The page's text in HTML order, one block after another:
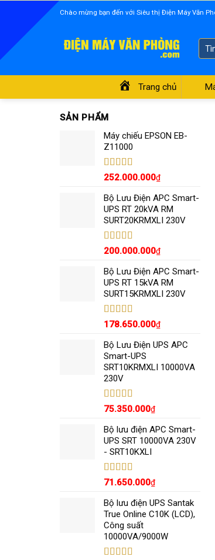
content
Chào mừng bạn đến với Siêu thị Điện Máy Văn
Tìm
Trang chủ
SẢN PHẨM
Máy chiếu EPSON EB-
Z11000
Được xếp
sao
252.000.000₫
Bộ Lưu Điện APC Smart-
UPS RT 20kVA RM
SURT20KRMXLI 230V
Được xếp
5 sao
200.000.000₫
Bộ Lưu Điện APC Smart-
UPS RT 15kVA RM
SURT15KRMXLI 230V
Được xếp
sao
178.650.000₫
Bộ Lưu Điện UPS APC
Smart-UPS
SRT10KRMXLI 10000VA
230V
Được xếp
sao
75.350.000₫
Bộ lưu điện APC Smart-
UPS SRT 10000VA 230V
- SRT10KXLI
Được xếp
sao
71.650.000₫
Bộ lưu điện UPS Santak
True Online C10K (LCD),
Công suất
10000VA/9000W